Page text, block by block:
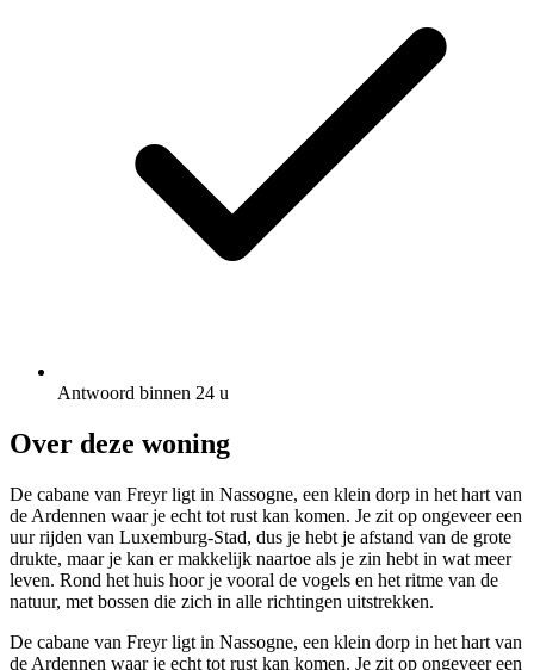
Antwoord binnen 24 u
Over deze woning
De cabane van Freyr ligt in Nassogne, een klein dorp in het hart van
de Ardennen waar je echt tot rust kan komen. Je zit op ongeveer een
uur rijden van Luxemburg-Stad, dus je hebt je afstand van de grote
drukte, maar je kan er makkelijk naartoe als je zin hebt in wat meer
leven. Rond het huis hoor je vooral de vogels en het ritme van de
natuur, met bossen die zich in alle richtingen uitstrekken.
De cabane van Freyr ligt in Nassogne, een klein dorp in het hart van
de Ardennen waar je echt tot rust kan komen. Je zit op ongeveer een